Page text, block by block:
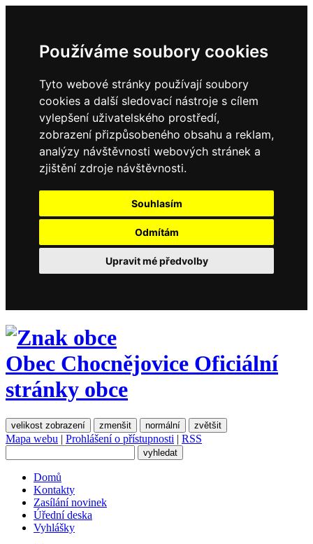
Používáme soubory cookies
Tyto webové stránky používají soubory
cookies a další sledovací nástroje s cílem
vylepšení uživatelského prostředí,
zobrazení přizpůsobeného obsahu a reklam,
analýzy návštěvnosti webových stránek a
zjištění zdroje návštěvnosti.
Souhlasím
Odmítám
Upravit mé předvolby
Obec Chocnějovice Oficiální
stránky obce
velikost zobrazení zmenšit normální zvětšit
Mapa webu | Prohlášení o přístupnosti | RSS
Domů
Kontakty
Zasílání novinek
Úřední deska
Vyhlášky